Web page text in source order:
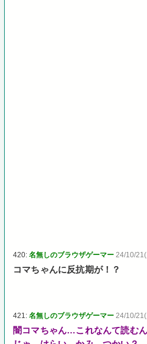
420:名無しのブラウザゲーマー 24/10/
コマちゃんに反抗期が！？
421:名無しのブラウザゲーマー 24/10/
闇コマちゃん…これなんて読む